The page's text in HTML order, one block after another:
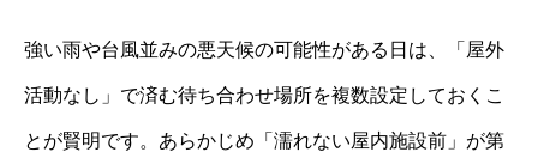
強い雨や台風並みの悪天候の可能性がある日は、「屋外
活動なし」で済む待ち合わせ場所を複数設定しておくこ
とが賢明です。あらかじめ「濡れない屋内施設前」が第